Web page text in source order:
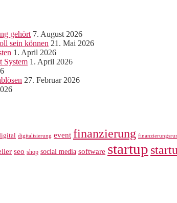
gehört 7. August 2026
sein können 21. Mai 2026
1. April 2026
System 1. April 2026
27. Februar 2026
digitalisierung event finanzierung
seo shop social media software startup